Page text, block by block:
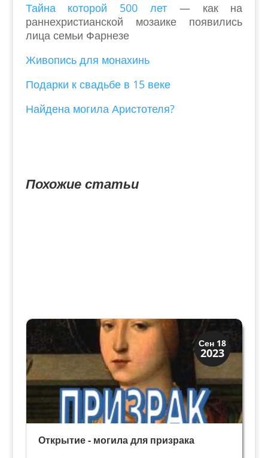
Тайна которой 500 лет — как на
раннехристианской мозаике появились
лица семьи Фарнезе
Живопись для монахинь
Подарки к свадьбе в 15 веке
Найдена могила Аристотеля?
Похожие статьи
Сен 18
2023
История
Открытия
Открытие - могила для призрака